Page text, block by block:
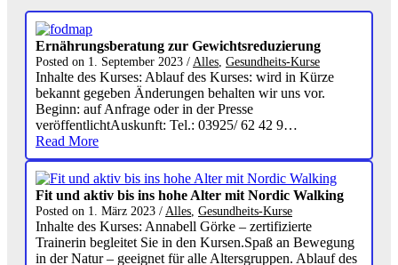
Ernährungsberatung zur Gewichtsreduzierung
Posted on 1. September 2023 / Alles Gesundheits-Kurse
Inhalte des Kurses: Ablauf des Kurses: wird in Kürze
bekannt gegeben Änderungen behalten wir uns vor.
Beginn: auf Anfrage oder in der Presse
veröffentlichtAuskunft: Tel.: 03925/ 62 42 9…
Read More
Fit und aktiv bis ins hohe Alter mit Nordic Walking
Posted on 1. März 2023 / Alles Gesundheits-Kurse
Inhalte des Kurses: Annabell Görke – zertifizierte
Trainerin begleitet Sie in den Kursen.Spaß an Bewegung
in der Natur – geeignet für alle Altersgruppen. Ablauf des